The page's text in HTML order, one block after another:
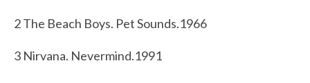
2 The Beach Boys. Pet Sounds.1966
3 Nirvana. Nevermind.1991